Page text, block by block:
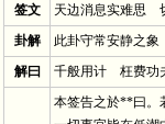
签文
天边消息实难思
卦解
此卦守常安静之
解曰
千般用计 枉费
本签告之於**曰。